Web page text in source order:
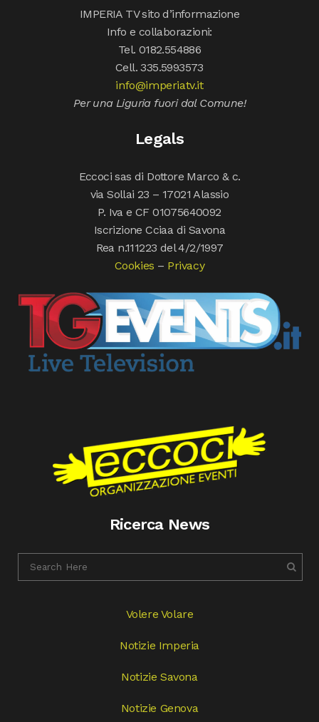
IMPERIA TV sito d’informazione
Info e collaborazioni:
Tel. 0182.554886
Cell. 335.5993573
info@imperiatv.it
Per una Liguria fuori dal Comune!
Legals
Eccoci sas di Dottore Marco & c.
via Sollai 23 – 17021 Alassio
P. Iva e CF 01075640092
Iscrizione Cciaa di Savona
Rea n.111223 del 4/2/1997
Cookies – Privacy
Ricerca News
Volere Volare
Notizie Imperia
Notizie Savona
Notizie Genova